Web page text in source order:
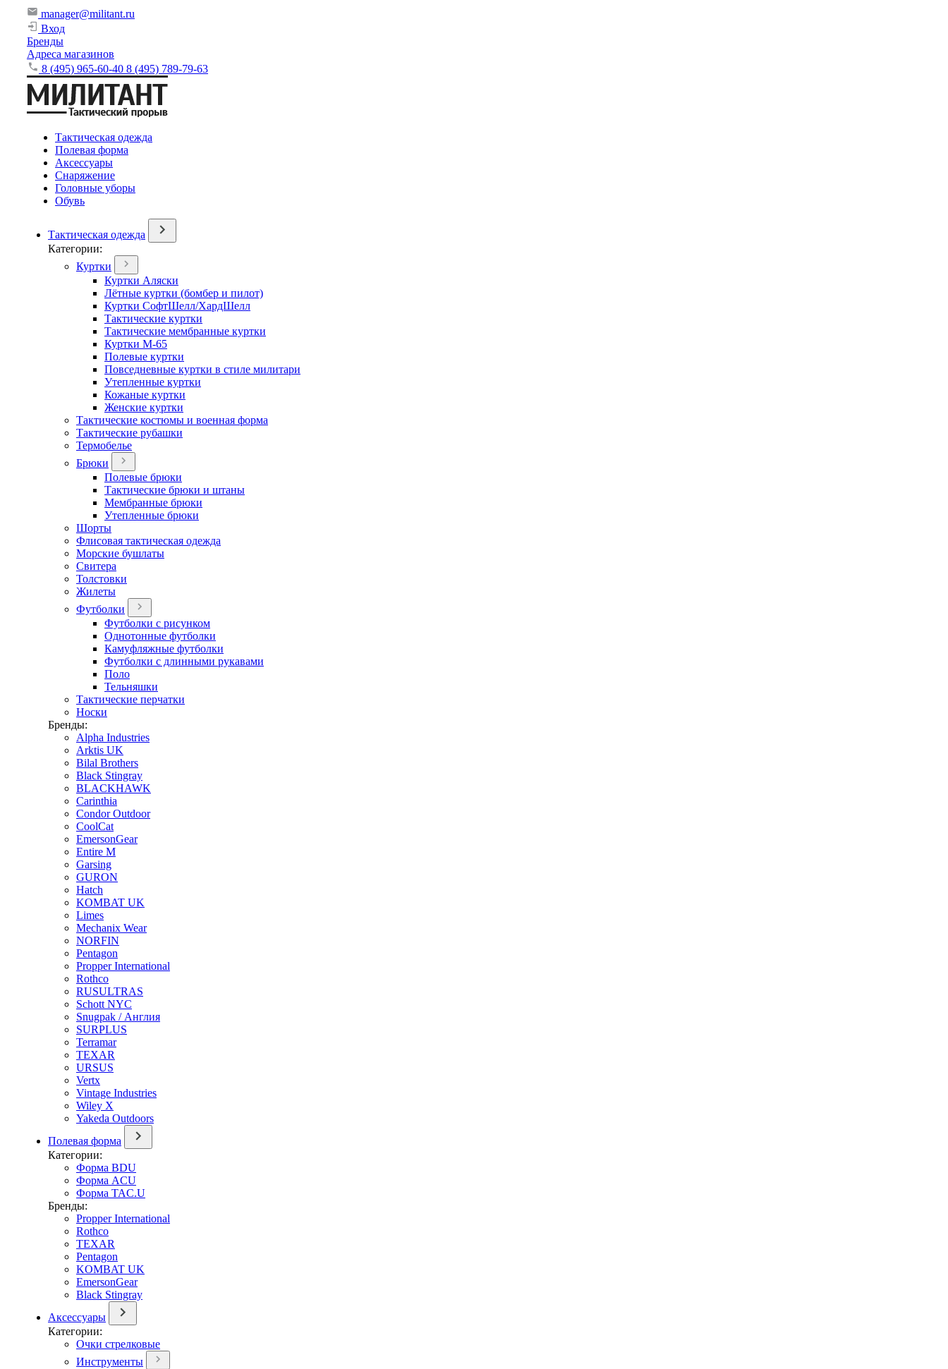
manager@militant.ru
Вход
Бренды
Адреса магазинов
8 (495) 965-60-40 8 (495) 789-79-63
Тактическая одежда
Полевая форма
Аксессуары
Снаряжение
Головные уборы
Обувь
Тактическая одежда
Категории:
Куртки
Куртки Аляски
Лётные куртки (бомбер и пилот)
Куртки СофтШелл/ХардШелл
Тактические куртки
Тактические мембранные куртки
Куртки М-65
Полевые куртки
Повседневные куртки в стиле милитари
Утепленные куртки
Кожаные куртки
Женские куртки
Тактические костюмы и военная форма
Тактические рубашки
Термобелье
Брюки
Полевые брюки
Тактические брюки и штаны
Мембранные брюки
Утепленные брюки
Шорты
Флисовая тактическая одежда
Морские бушлаты
Свитера
Толстовки
Жилеты
Футболки
Футболки с рисунком
Однотонные футболки
Камуфляжные футболки
Футболки с длинными рукавами
Поло
Тельняшки
Тактические перчатки
Носки
Бренды:
Alpha Industries
Arktis UK
Bilal Brothers
Black Stingray
BLACKHAWK
Carinthia
Condor Outdoor
CoolCat
EmersonGear
Entire M
Garsing
GURON
Hatch
KOMBAT UK
Limes
Mechanix Wear
NORFIN
Pentagon
Propper International
Rothco
RUSULTRAS
Schott NYC
Snugpak / Англия
SURPLUS
Terramar
TEXAR
URSUS
Vertx
Vintage Industries
Wiley X
Yakeda Outdoors
Полевая форма
Категории:
Форма BDU
Форма ACU
Форма TAC.U
Бренды:
Propper International
Rothco
TEXAR
Pentagon
KOMBAT UK
EmersonGear
Black Stingray
Аксессуары
Категории:
Очки стрелковые
Инструменты